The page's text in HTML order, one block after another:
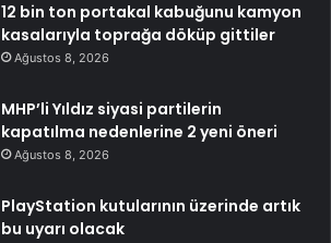
12 bin ton portakal kabuğunu kamyon
kasalarıyla toprağa döküp gittiler
Ağustos 8, 2026
MHP’li Yıldız siyasi partilerin
kapatılma nedenlerine 2 yeni öneri
Ağustos 8, 2026
PlayStation kutularının üzerinde artık
bu uyarı olacak